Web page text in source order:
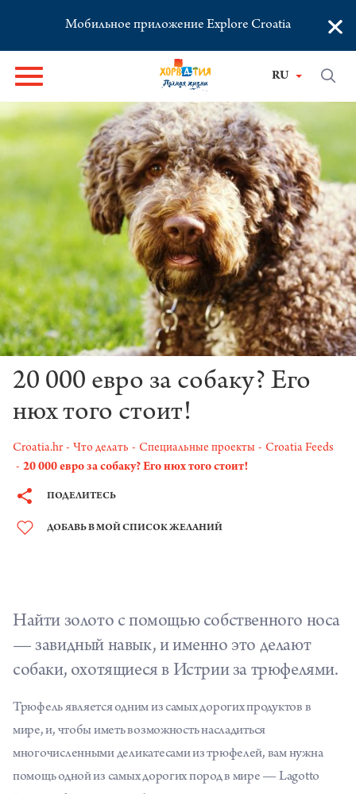
Мобильное приложение Explore Croatia ×
RU
20 000 евро за собаку? Его
нюх того стоит!
Croatia.hr Что делать Специальные проекты
Croatia Feeds
20 000 евро за собаку? Его нюх того стоит!
ПОДЕЛИТЕСЬ
ДОБАВЬ В МОЙ СПИСОК ЖЕЛАНИЙ
Найти золото с помощью собственного носа
— завидный навык, и именно это делают
собаки, охотящиеся в Истрии за трюфелями.
Трюфель является одним из самых дорогих продуктов в
мире, и, чтобы иметь возможность насладиться
многочисленными деликатесами из трюфелей, вам нужна
помощь одной из самых дорогих пород в мире — Lagotto